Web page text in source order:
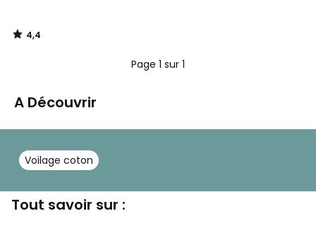
4,4
/
Page 1 sur 1
A Découvrir
Voilage coton
Tout savoir sur :